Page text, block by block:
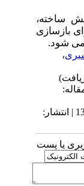
ساخته،
بازسازی
شود.
،
دریافت: 1398/9/19 | پذیرش: 1398/9/19 | انتشار:
یا پست